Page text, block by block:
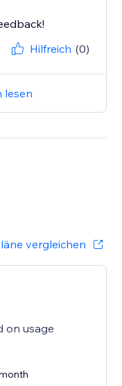
Hilfreich (0)
lesen
vergleichen
on usage